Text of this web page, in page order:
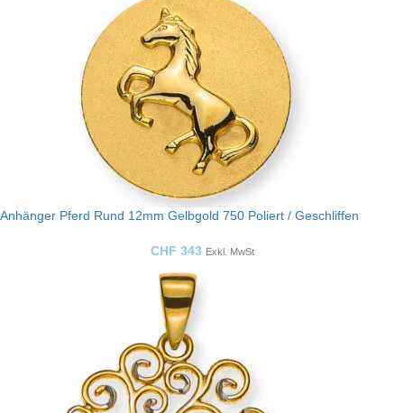
Anhänger Pferd Rund 12mm Gelbgold 750 Poliert / Geschliffen
CHF 343 Exkl. MwSt